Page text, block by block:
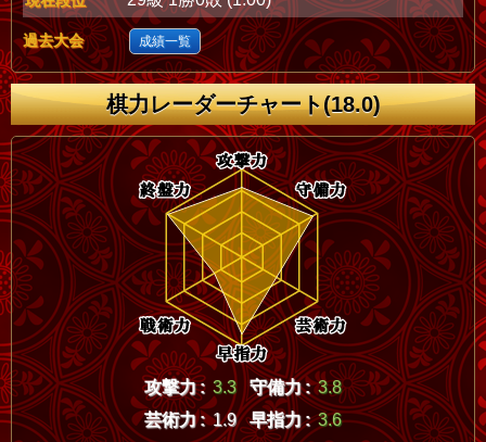
過去大会 成績一覧
棋力レーダーチャート(18.0)
攻撃力 : 3.3 守備力 : 3.8
芸術力 : 1.9 早指力 : 3.6